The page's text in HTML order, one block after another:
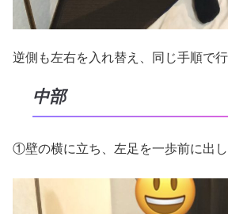
逆側も左右を入れ替え、同じ手順で行
中部
①壁の横に立ち、左足を一歩前に出し